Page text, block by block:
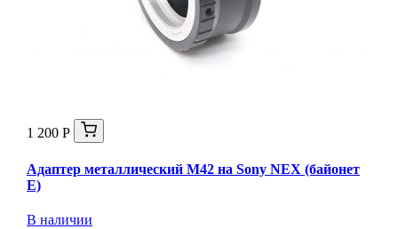
1 200 Р
Адаптер металлический M42 на Sony NEX (байонет
E)
В наличии